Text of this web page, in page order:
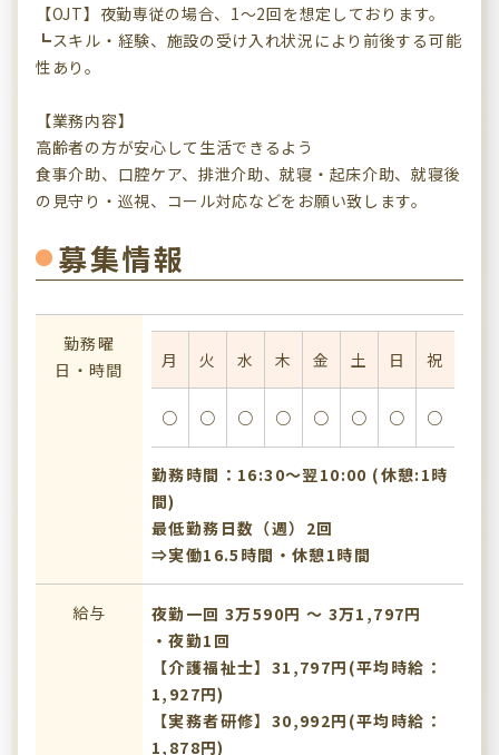
【OJT】夜勤専従の場合、1～2回を想定しております。
┗スキル・経験、施設の受け入れ状況により前後する可能
性あり。
【業務内容】
高齢者の方が安心して生活できるよう
食事介助、口腔ケア、排泄介助、就寝・起床介助、就寝後
の見守り・巡視、コール対応などをお願い致します。
募集情報
勤務曜
日・時間
月 火 水 木 金 土 日 祝
○ ○ ○ ○ ○ ○ ○ ○
勤務時間：16:30〜翌10:00 (休憩:1時
間)
最低勤務日数（週）2回
⇒実働16.5時間・休憩1時間
給与
夜勤一回 3万590円 〜 3万1,797円
・夜勤1回
【介護福祉士】31,797円(平均時給：
1,927円)
【実務者研修】30,992円(平均時給：
1,878円)